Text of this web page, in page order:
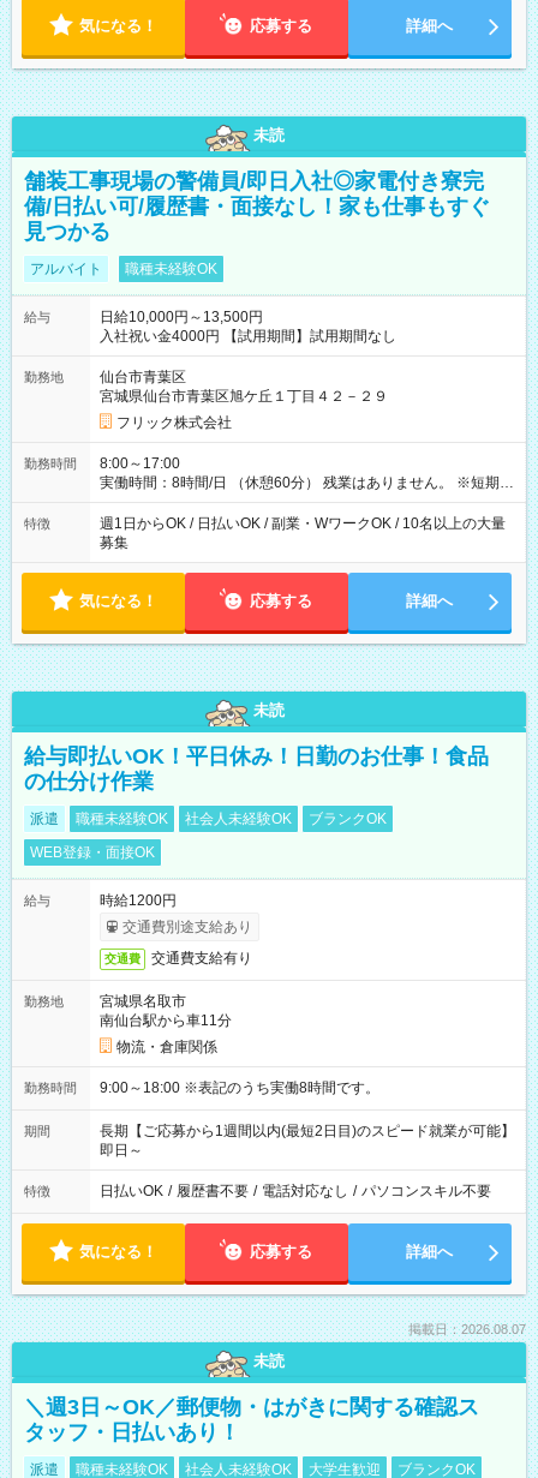
気になる！ 応募する 詳細へ
未読
舗装工事現場の警備員/即日入社◎家電付き寮完
備/日払い可/履歴書・面接なし！家も仕事もすぐ
見つかる
アルバイト 職種未経験OK
給与
日給10,000円～13,500円
入社祝い金4000円 【試用期間】試用期間なし
勤務地
仙台市青葉区
宮城県仙台市青葉区旭ケ丘１丁目４２－２９
フリック株式会社
勤務時間
8:00～17:00
実働時間：8時間/日 （休憩60分） 残業はありません。 ※短期の
募集は行っておりません。予めご了承くださいませ。
特徴
週1日からOK / 日払いOK / 副業・WワークOK / 10名以上の大量
募集
気になる！ 応募する 詳細へ
未読
給与即払いOK！平日休み！日勤のお仕事！食品
の仕分け作業
派遣 職種未経験OK 社会人未経験OK
ブランクOK
WEB登録・面接OK
給与
時給1200円
交通費別途支給あり
交通費 交通費支給有り
勤務地
宮城県名取市
南仙台駅から車11分
物流・倉庫関係
勤務時間 9:00～18:00 ※表記のうち実働8時間です。
期間
長期【ご応募から1週間以内(最短2日目)のスピード就業が可能】
即日～
特徴 日払いOK / 履歴書不要 / 電話対応なし / パソコンスキル不要
気になる！ 応募する 詳細へ
掲載日：2026.08.07
未読
＼週3日～OK／郵便物・はがきに関する確認ス
タッフ・日払いあり！
派遣 職種未経験OK 社会人未経験OK 大学生歓迎
ブランクOK